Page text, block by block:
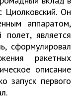
Циолковский. Он
аппаратом,
полет, является
сформулировал
ракетных
описание
запуск первого